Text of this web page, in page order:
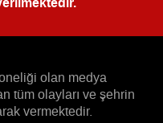
olan medya
tüm olayları ve şehrin
vermektedir.